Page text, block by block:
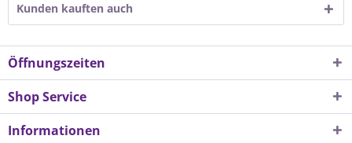
Kunden kauften auch
Öffnungszeiten
Shop Service
Informationen